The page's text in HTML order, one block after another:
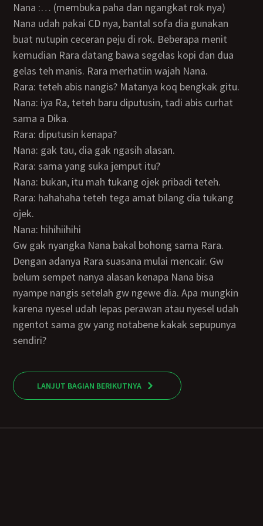
Nana :… (membuka paha dan ngangkat rok nya)
Nana udah pakai CD nya, bantal sofa dia gunakan
buat nutupin ceceran peju di rok. Beberapa menit
kemudian Rara datang bawa segelas kopi dan dua
gelas teh manis. Rara merhatiin wajah Nana.
Rara: teteh abis nangis? Matanya koq bengkak gitu.
Nana: iya Ra, teteh baru diputusin, tadi abis curhat
sama a Dika.
Rara: diputusin kenapa?
Nana: gak tau, dia gak ngasih alasan.
Rara: sama yang suka jemput itu?
Nana: bukan, itu mah tukang ojek pribadi teteh.
Rara: hahahaha teteh tega amat bilang dia tukang
ojek.
Nana: hihihiihihi
Gw gak nyangka Nana bakal bohong sama Rara.
Dengan adanya Rara suasana mulai mencair. Gw
belum sempet nanya alasan kenapa Nana bisa
nyampe nangis setelah gw ngewe dia. Apa mungkin
karena nyesel udah lepas perawan atau nyesel udah
ngentot sama gw yang notabene kakak sepupunya
sendiri?
LANJUT BAGIAN BERIKUTNYA